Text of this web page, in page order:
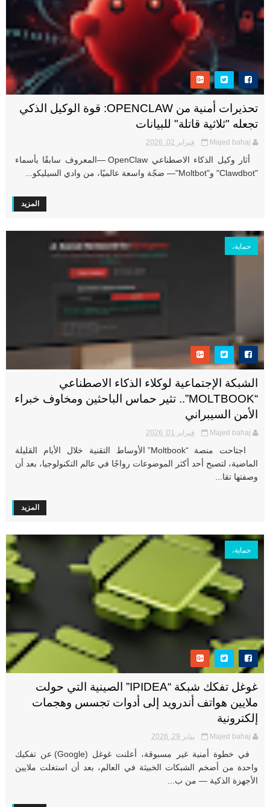
تحذيرات أمنية من OPENCLAW: قوة الوكيل الذكي
تجعله "ثلاثية قاتلة" للبيانات
Majed bahaj فبراير 02, 2026
أثار وكيل الذكاء الاصطناعي OpenClaw —المعروف سابقًا بأسماء
"Clawdbot" و"Moltbot"— ضجّة واسعة عالميًا، من وادي السيليكو...
المزيد
حماية،
الشبكة الإجتماعية لوكلاء الذكاء الاصطناعي
“MOLTBOOK”.. تثير حماس الباحثين ومخاوف خبراء
الأمن السيبراني
Majed bahaj فبراير 01, 2026
اجتاحت منصة “Moltbook” الأوساط التقنية خلال الأيام القليلة
الماضية، لتصبح أحد أكثر الموضوعات رواجًا في عالم التكنولوجيا، بعد أن
وصفتها تقا...
المزيد
حماية،
غوغل تفكك شبكة “IPIDEA” الصينية التي حولت
ملايين هواتف أندرويد إلى أدوات تجسس وهجمات
إلكترونية
Majed bahaj يناير 29, 2026
في خطوة أمنية غير مسبوقة، أعلنت غوغل (Google) عن تفكيك
واحدة من أضخم الشبكات الخبيثة في العالم، بعد أن استغلت ملايين
الأجهزة الذكية — من ب...